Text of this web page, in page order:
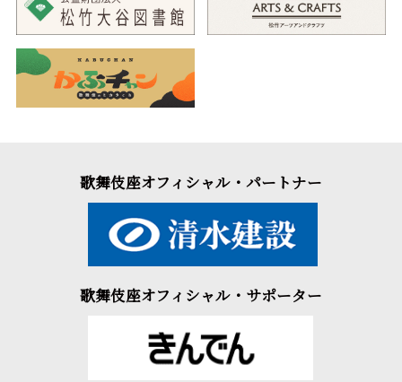
ます。土手のお六が、故主への御恩のためお染と久松を手助け
し、ようやく二人は手を取り合うことができたのでした。
舞踊仕立ての『於染久松色読販』を、5役早替りでお楽しみいた
だきます。松プログラム、桜プログラムでの演出の違いもお楽し
みください。
歌舞伎座オフィシャル・パートナー
歌舞伎座オフィシャル・サポーター